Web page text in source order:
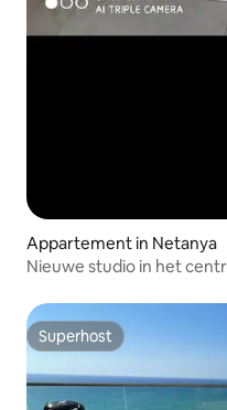
Appartement in Netanya
Nieuwe studio in het
Superhost
Superhost